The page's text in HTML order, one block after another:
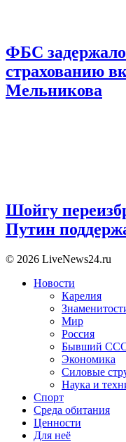
ФБС задержало
страхованию
Мельникова
Шойгу
Путин
© 2026 LiveNews24.ru
Новости
Карелия
Мир
Россия
Бывший
Экономика
Силовые
Наука и
Спорт
Среда обитания
Ценности
Для неё